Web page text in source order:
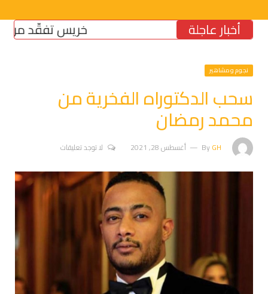
أخبار عاجلة خريس تفقّد مركز
نجوم ومشاهير
سحب الدكتوراه الفخرية من
محمد رمضان
ByGH أغسطس 28, 2021 لا توجد تعليقات